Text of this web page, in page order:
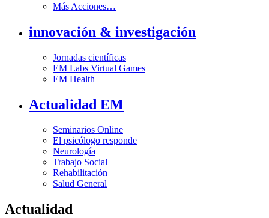
Más Acciones…
innovación & investigación
Jornadas científicas
EM Labs Virtual Games
EM Health
Actualidad EM
Seminarios Online
El psicólogo responde
Neurología
Trabajo Social
Rehabilitación
Salud General
Actualidad